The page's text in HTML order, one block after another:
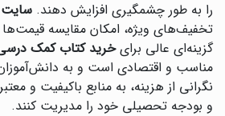
را به طور چشمگیری افزایش دهند. سایت
تخفیف‌های ویژه، امکان مقایسه قیمت‌ها
گزینه‌ای عالی برایخرید کتاب کمک
مناسب و اقتصادی است و به
نگرانی از هزینه، به منابع باکیفیت و
و بودجه تحصیلی خود را مدیریت کنند.